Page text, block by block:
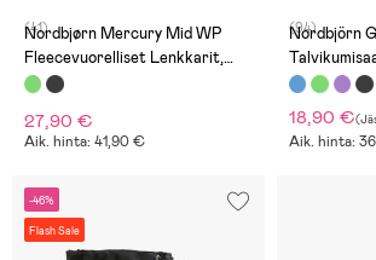
(41)
Nordbjørn Mercury Mid WP
Fleecevuorelliset Lenkkarit,
Sagebrush
27,90 €
Aik. hinta: 41,90 €
(94)
Nordbjörn
18,90 €(
Aik. hinta:
-46%
Flash Sale